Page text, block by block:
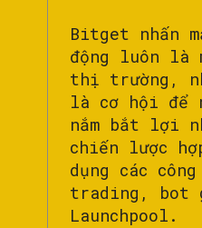
Bitget nhấn
động luôn là
thị trường,
là cơ hội để
nắm bắt lợi
chiến lược
dụng các
trading, bot
Launchpool.